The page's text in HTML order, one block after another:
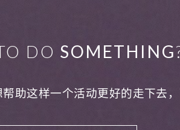
DO SOMETHING
助这样一个活动更好的走下去